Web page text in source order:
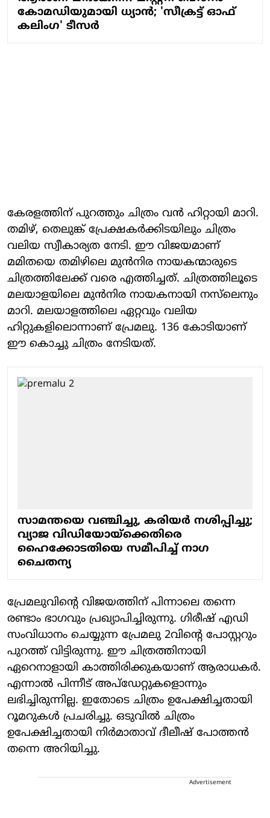
കോമഡിയുമായി ധ്യാന്‍; 'സീക്രട്ട് ഓഫ്
കലിംഗ' ടീസർ
കേരളത്തിന് പുറത്തും ചിത്രം വന്‍ ഹിറ്റായി മാറി.
തമിഴ്, തെലുങ്ക് പ്രേക്ഷകര്‍ക്കിടയിലും ചിത്രം
വലിയ സ്വീകാര്യത നേടി. ഈ വിജയമാണ്
മമിതയെ തമിഴിലെ മുന്‍നിര നായകന്മാരുടെ
ചിത്രത്തിലേക്ക് വരെ എത്തിച്ചത്. ചിത്രത്തിലൂടെ
മലയാളയിലെ മുന്‍നിര നായകനായി നസ്‌ലെനും
മാറി. മലയാളത്തിലെ ഏറ്റവും വലിയ
ഹിറ്റുകളിലൊന്നാണ് പ്രേമലു. 136 കോടിയാണ്
ഈ കൊച്ചു ചിത്രം നേടിയത്.
സാമന്തയെ വഞ്ചിച്ചു, കരിയര്‍ നശിപ്പിച്ചു;
വ്യാജ വിഡിയോയ്‌ക്കെതിരെ
ഹൈക്കോടതിയെ സമീപിച്ച് നാഗ
ചൈതന്യ
പ്രേമലുവിന്റെ വിജയത്തിന് പിന്നാലെ തന്നെ
രണ്ടാം ഭാഗവും പ്രഖ്യാപിച്ചിരുന്നു. ഗിരീഷ് എഡി
സംവിധാനം ചെയ്യുന്ന പ്രേമലു 2വിന്റെ പോസ്റ്ററും
പുറത്ത് വിട്ടിരുന്നു. ഈ ചിത്രത്തിനായി
ഏറെനാളായി കാത്തിരിക്കുകയാണ് ആരാധകര്‍.
എന്നാല്‍ പിന്നീട് അപ്‌ഡേറ്റുകളൊന്നും
ലഭിച്ചിരുന്നില്ല. ഇതോടെ ചിത്രം ഉപേക്ഷിച്ചതായി
റൂമറുകള്‍ പ്രചരിച്ചു. ഒടുവില്‍ ചിത്രം
ഉപേക്ഷിച്ചതായി നിര്‍മാതാവ് ദീലീഷ് പോത്തന്‍
തന്നെ അറിയിച്ചു.
Advertisement